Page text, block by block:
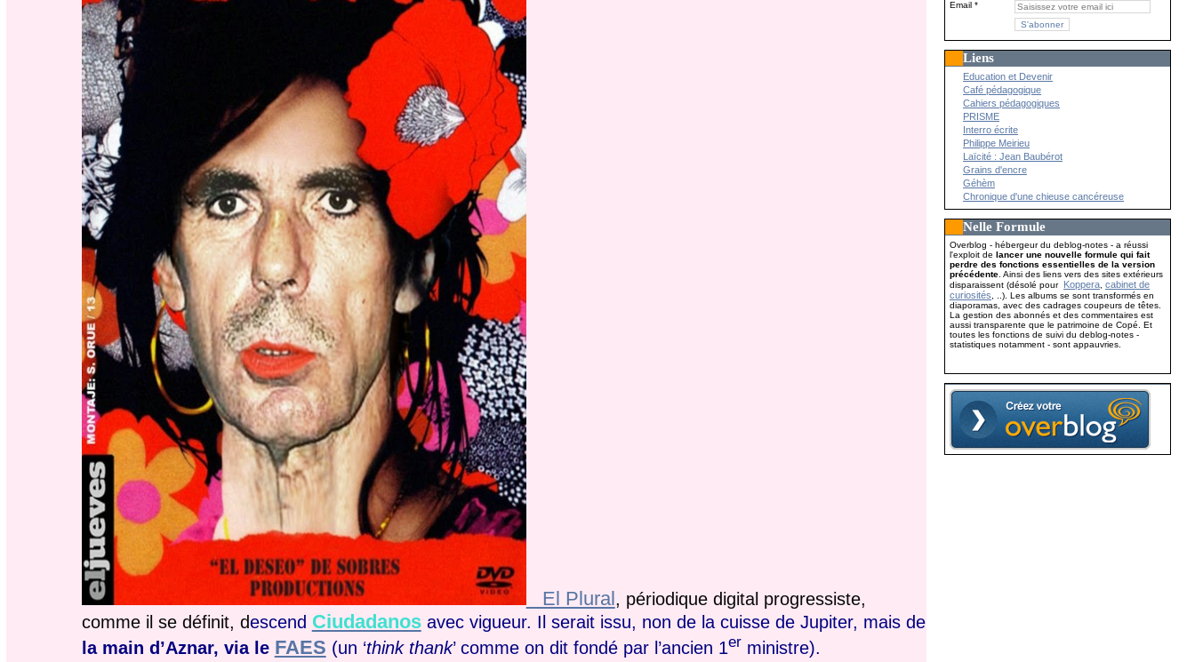
El Plural, périodique digital progressiste,
comme il se définit, descend Ciudadanosavec vigueur. Il serait issu, non de la cuisse de Jupiter, mais de
la main d’Aznar, via le FAES (un ‘think thank’ comme on dit fondé par l’ancien 1er ministre).
Email
Liens
Education et Devenir
Café pédagogique
Cahiers pédagogiques
PRISME
Interro écrite
Philippe Meirieu
Laïcité : Jean Baubérot
Grains d'encre
Géhèm
Chronique d'une chieuse cancéreuse
Nelle Formule
Overblog - hébergeur du deblog-notes - a réussi
l'exploit delancer une nouvelle formule qui fait
perdre des fonctions essentielles de la version
précédente . Ainsi des liens vers des sites extérieurs
disparaissent (désolé pour Koppera ,cabinet de
curiosités , ..). Les albums se sont transformés en
diaporamas, avec des cadrages coupeurs de têtes.
La gestion des abonnés et des commentaires est
aussi transparente que le patrimoine de Copé. Et
toutes les fonctions de suivi du deblog-notes -
statistiques notamment - sont appauvries.